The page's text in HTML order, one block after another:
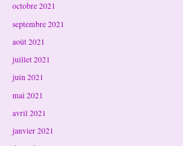
octobre 2021
septembre 2021
août 2021
juillet 2021
juin 2021
mai 2021
avril 2021
janvier 2021